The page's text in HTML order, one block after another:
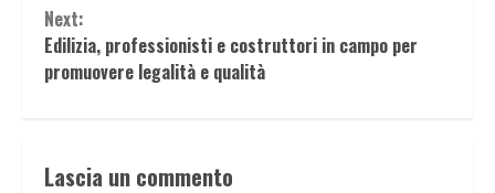
Next:
Edilizia, professionisti e costruttori in campo per
promuovere legalità e qualità
Lascia un commento